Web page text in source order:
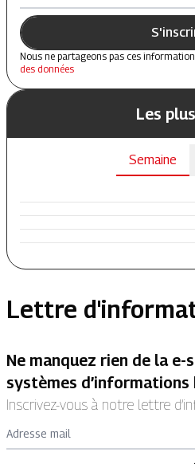
Nous ne partageons pas ces
des données
Les
Semaine
Lettre
Ne manquez rien de la e-
systèmes
Inscrivez-vous à notre lettre
Adresse mail